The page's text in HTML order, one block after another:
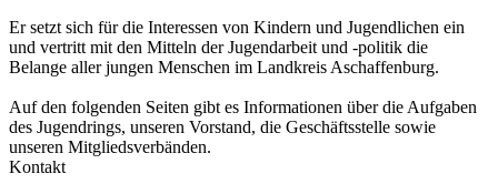
Er setzt sich für die Interessen von Kindern und Jugendlichen ein
und vertritt mit den Mitteln der Jugendarbeit und -politik die
Belange aller jungen Menschen im Landkreis Aschaffenburg.
Auf den folgenden Seiten gibt es Informationen über die Aufgaben
des Jugendrings, unseren Vorstand, die Geschäftsstelle sowie
unseren Mitgliedsverbänden.
Kontakt